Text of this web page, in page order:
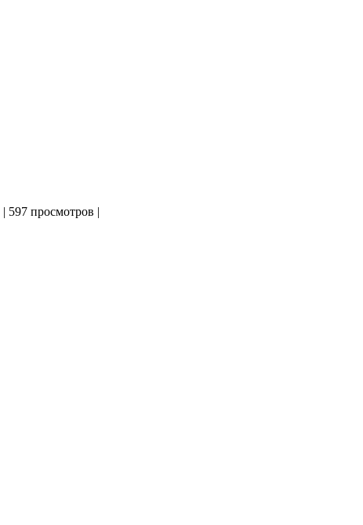
| 597 просмотров |